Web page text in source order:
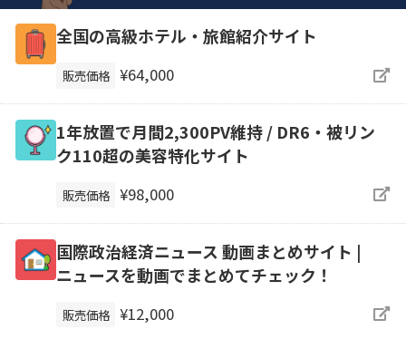
全国の高級ホテル・旅館紹介サイト
販売価格 ¥64,000
1年放置で月間2,300PV維持 / DR6・被リン
ク110超の美容特化サイト
販売価格 ¥98,000
国際政治経済ニュース 動画まとめサイト |
ニュースを動画でまとめてチェック！
販売価格 ¥12,000